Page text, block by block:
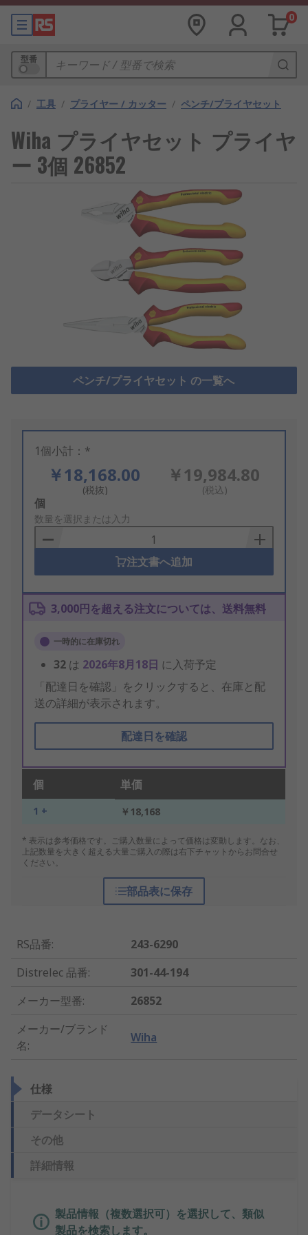
0
型番
/ 工具 / プライヤー / カッター / ペンチ/プライヤセット
Wiha プライヤセット プライヤ
ー 3個 26852
ペンチ/プライヤセット の一覧へ
1個小計：*
￥18,168.00
(税抜)
￥19,984.80
(税込)
Add
to
Basket
個
数量を選択または入力
注文書へ追加
3,000円を超える注文については、送料無料
一時的に在庫切れ
32 は 2026年8月18日 に入荷予定
「配達日を確認」をクリックすると、在庫と配
送の詳細が表示されます。
配達日を確認
個 単価
1 + ￥18,168
* 表示は参考価格です。ご購入数量によって価格は変動します。なお、
上記数量を大きく超える大量ご購入の際は右下チャットからお問合せ
ください。
部品表に保存
RS品番:
243-6290
Distrelec 品番:
301-44-194
メーカー型番:
26852
メーカー/ブランド
名:
Wiha
仕様
データシート
その他
詳細情報
製品情報（複数選択可）を選択して、類似
製品を検索します。